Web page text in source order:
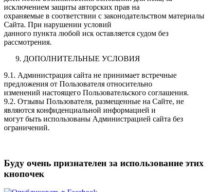
исключением защиты авторских прав на
охраняемые в соответствии с законодательством материалы
Сайта. При нарушении условий
данного пункта любой иск оставляется судом без
рассмотрения.
ДОПОЛНИТЕЛЬНЫЕ УСЛОВИЯ
9.1. Администрация сайта не принимает встречные
предложения от Пользователя относительно
изменений настоящего Пользовательского соглашения.
9.2. Отзывы Пользователя, размещенные на Сайте, не
являются конфиденциальной информацией и
могут быть использованы Администрацией сайта без
ограничений.
Буду очень признателен за использование этих
кнопочек